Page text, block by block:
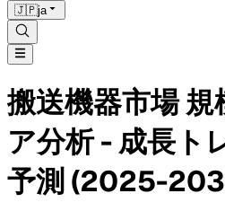
🇯🇵ja
搬送機器市場
ア分析 - 成長ト
予測 (2025-